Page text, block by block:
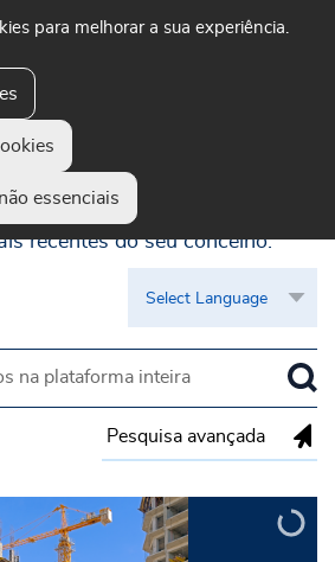
para melhorar a sua experiência.
essenciais
Pesquisa avançada
Visível
recentes do seu concelho.